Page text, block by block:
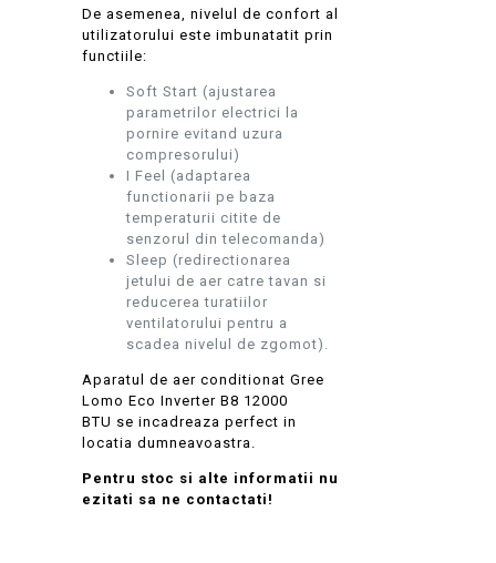
De asemenea, nivelul de confort al
utilizatorului este imbunatatit prin
functiile:
Soft Start (ajustarea
parametrilor electrici la
pornire evitand uzura
compresorului)
I Feel (adaptarea
functionarii pe baza
temperaturii citite de
senzorul din telecomanda)
Sleep (redirectionarea
jetului de aer catre tavan si
reducerea turatiilor
ventilatorului pentru a
scadea nivelul de zgomot).
Aparatul de aer conditionat Gree
Lomo Eco Inverter B8 12000
BTU se incadreaza perfect in
locatia dumneavoastra.
Pentru stoc si alte informatii nu
ezitati sa ne contactati!